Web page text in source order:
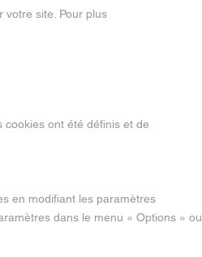
votre site. Pour plus
cookies ont été définis et de
en modifiant les paramètres
dans le menu « Options » ou